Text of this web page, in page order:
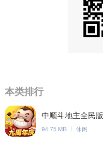
本类排行
中顺斗地主全民版
94.75 MB 休闲